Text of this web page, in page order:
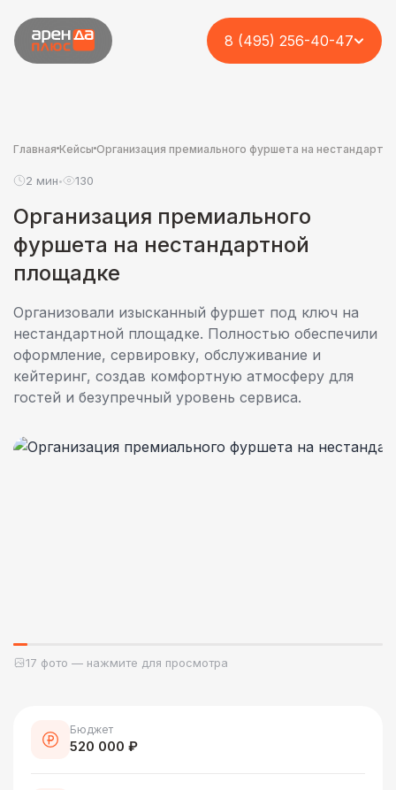
8 (495) 256-40-47
Главная Кейсы Организация премиального фуршета на
2 мин• 130
Организация премиального
фуршета на нестандартной
площадке
Организовали изысканный фуршет под ключ на
нестандартной площадке. Полностью обеспечили
оформление, сервировку, обслуживание и
кейтеринг, создав комфортную атмосферу для
гостей и безупречный уровень сервиса.
17 фото — нажмите для просмотра
Бюджет
520 000 ₽